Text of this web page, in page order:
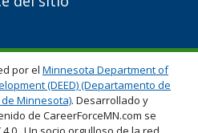
por el Minnesota Department of
(DEED) (Departamento de
Minnesota). Desarrollado y
de CareerForceMN.com se